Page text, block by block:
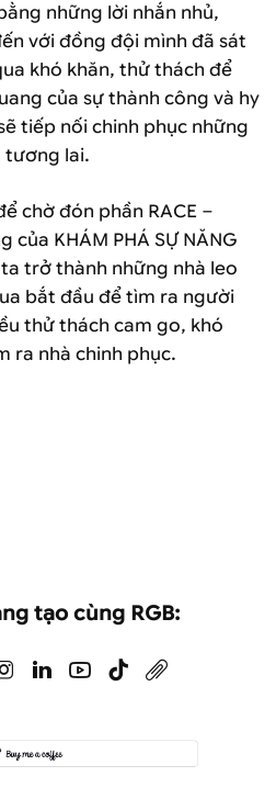
những lời nhắn nhủ,
với đồng đội mình đã sát
khó khăn, thử thách để
của sự thành công và hy
tiếp nối chinh phục những
tương lai.
chờ đón phần RACE –
của KHÁM PHÁ SỰ NĂNG
trở thành những nhà leo
bắt đầu để tìm ra người
thử thách cam go, khó
ra nhà chinh phục.
tạo cùng RGB: